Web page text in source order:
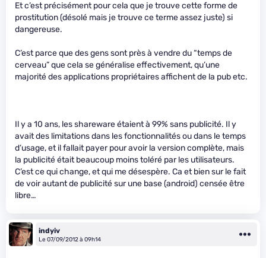
Et c’est précisément pour cela que je trouve cette forme de
prostitution (désolé mais je trouve ce terme assez juste) si
dangereuse.
C’est parce que des gens sont près à vendre du “temps de
cerveau” que cela se généralise effectivement, qu’une
majorité des applications propriétaires affichent de la pub etc.
Il y a 10 ans, les shareware étaient à 99% sans publicité. Il y
avait des limitations dans les fonctionnalités ou dans le temps
d’usage, et il fallait payer pour avoir la version complète, mais
la publicité était beaucoup moins toléré par les utilisateurs.
C’est ce qui change, et qui me désespère. Ca et bien sur le fait
de voir autant de publicité sur une base (android) censée être
libre…
indyiv
Le 07/09/2012 à 09h14